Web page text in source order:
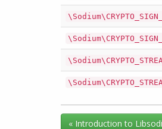
« Introduction to